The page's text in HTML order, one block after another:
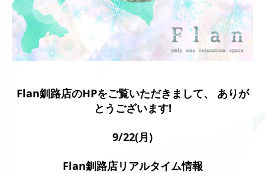
Flan釧路店のHPをご覧いただきまして、 ありが
とうございます!
9/22(月)
Flan釧路店リアルタイム情報